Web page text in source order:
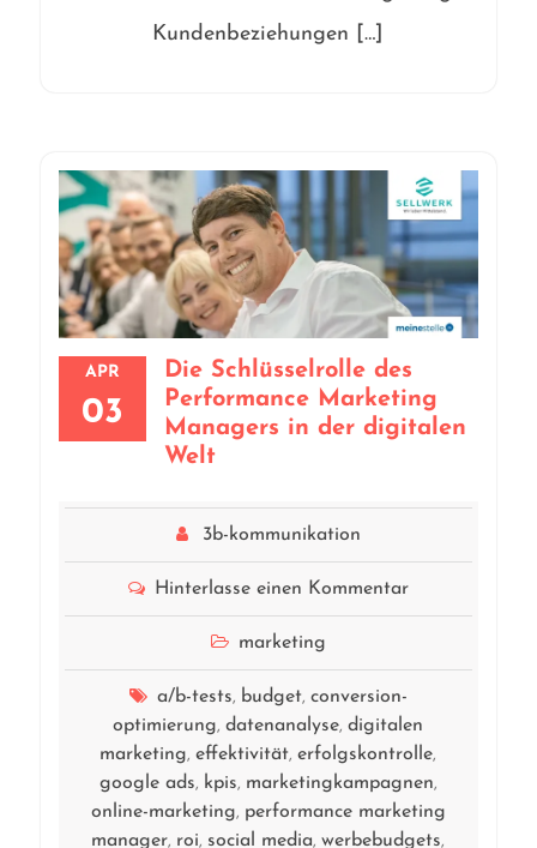
Kundenbeziehungen […]
APR
03
Die Schlüsselrolle des
Performance Marketing
Managers in der digitalen
Welt
3b-kommunikation
Hinterlasse einen Kommentar
marketing
a/b-tests, budget, conversion-
optimierung,datenanalyse,digitalen
marketing,effektivität,erfolgskontrolle,
google ads, kpis, marketingkampagnen,
online-marketing, performance marketing
manager, roi, social media,werbebudgets,